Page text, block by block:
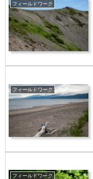
フィールドワーク
フィールドワーク
フィールドワーク